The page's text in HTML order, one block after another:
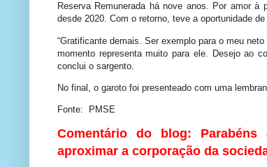
Reserva Remunerada há nove anos. Por amor
desde 2020. Com o retorno, teve a oportunidade
“Gratificante demais. Ser exemplo para o meu
momento representa muito para ele. Desejo ao
conclui o sargento.
No final, o garoto foi presenteado com uma
Fonte: PMSE
Comentário do blog: Parabéns
aproximar a corporação da